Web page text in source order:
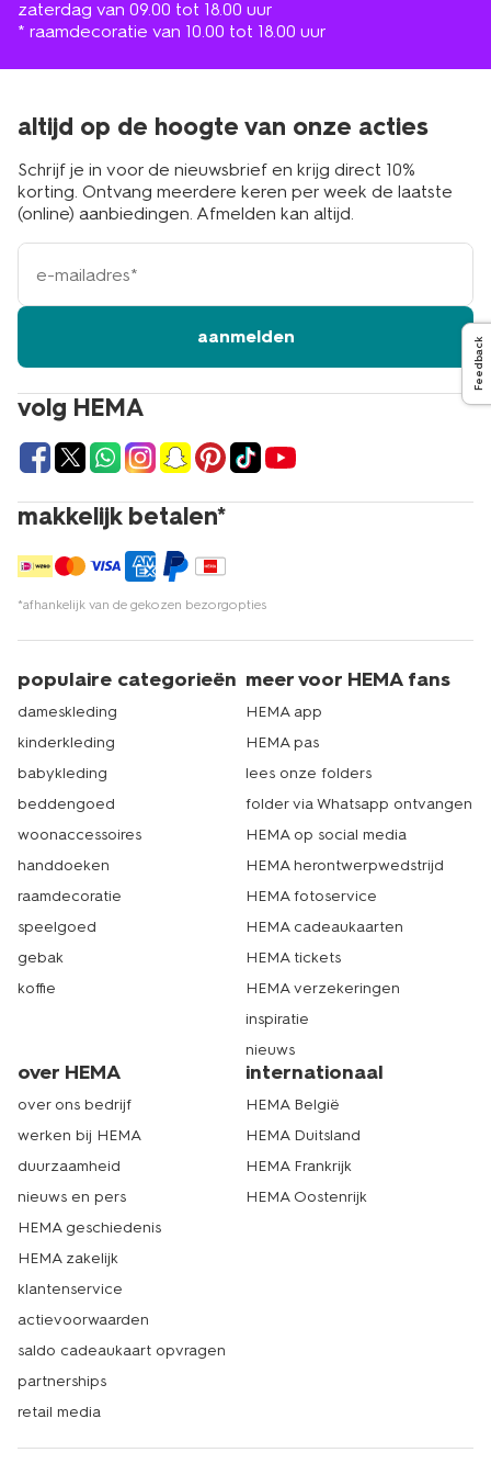
zaterdag van 09.00 tot 18.00 uur
* raamdecoratie van 10.00 tot 18.00 uur
volg HEMA
makkelijk betalen*
*afhankelijk van de gekozen bezorgopties
altijd op de hoogte van onze acties
Schrijf je in voor de nieuwsbrief en krijg direct 10%
korting. Ontvang meerdere keren per week de laatste
(online) aanbiedingen. Afmelden kan altijd.
e-
mailadres
aanmelden
populaire categorieën
dameskleding
kinderkleding
babykleding
beddengoed
woonaccessoires
handdoeken
raamdecoratie
speelgoed
gebak
koffie
meer voor HEMA fans
HEMA app
HEMA pas
lees onze folders
folder via Whatsapp ontvangen
HEMA op social media
HEMA herontwerpwedstrijd
HEMA fotoservice
HEMA cadeaukaarten
HEMA tickets
HEMA verzekeringen
inspiratie
nieuws
over HEMA
over ons bedrijf
werken bij HEMA
duurzaamheid
nieuws en pers
HEMA geschiedenis
HEMA zakelijk
klantenservice
actievoorwaarden
saldo cadeaukaart opvragen
partnerships
retail media
internationaal
HEMA België
HEMA Duitsland
HEMA Frankrijk
HEMA Oostenrijk
Feedback